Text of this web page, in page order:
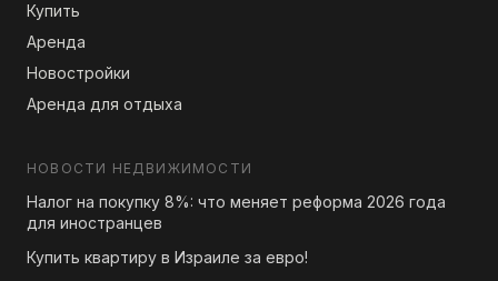
Купить
Аренда
Новостройки
Аренда для отдыха
НОВОСТИ НЕДВИЖИМОСТИ
Налог на покупку 8%: что меняет реформа 2026 года
для иностранцев
Купить квартиру в Израиле за евро!